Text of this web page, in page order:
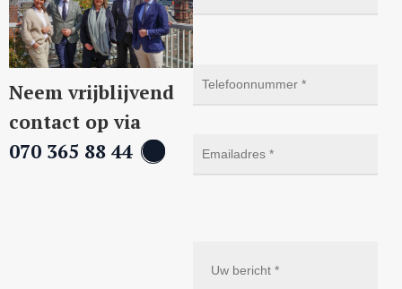
Neem vrijblijvend
contact op via
070 365 88 44